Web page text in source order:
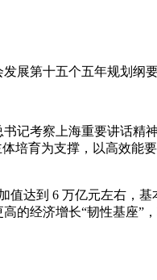
展第十五个五年规划纲
记考察上海重要讲话精
培育为支撑，以高效能
达到 6 万亿元左右，基
的经济增长“韧性基座”